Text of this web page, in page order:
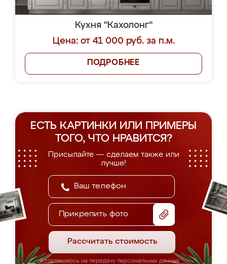
Кухня "Кахолонг"
Цена: от 41 000 руб. за п.м.
ПОДРОБНЕЕ
ЕСТЬ КАРТИНКИ ИЛИ ПРИМЕРЫ
ТОГО, ЧТО НРАВИТСЯ?
Присылайте — сделаем также или
лучше!
Прикрепить фото
Рассчитать стоимость
Я соглашаюсь на передачу персональных данных